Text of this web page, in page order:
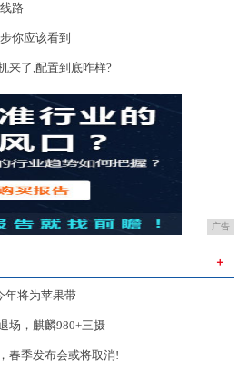
路
你应该看到
来了,配置到底咋样?
广告
＋
年将为苹果带
场，麒麟980+三摄
春季发布会或将取消!